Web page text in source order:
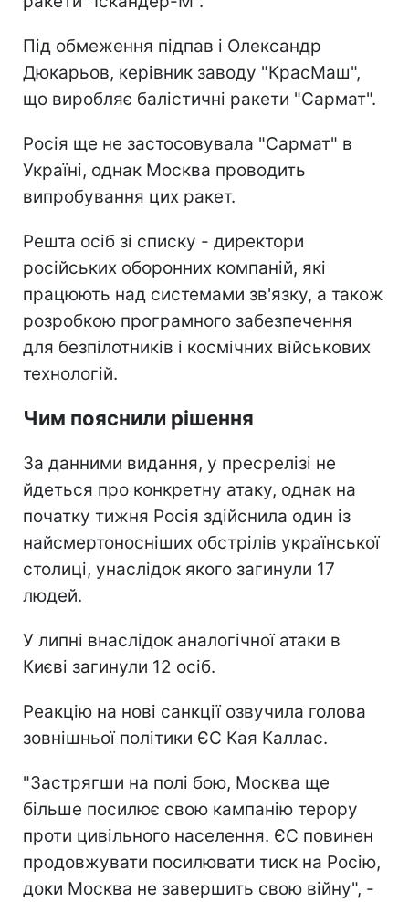
Під обмеження підпав і Олександр
Дюкарьов, керівник заводу "КрасМаш",
що виробляє балістичні ракети "Сармат".
Росія ще не застосовувала "Сармат" в
Україні, однак Москва проводить
випробування цих ракет.
Решта осіб зі списку - директори
російських оборонних компаній, які
працюють над системами зв'язку, а також
розробкою програмного забезпечення
для безпілотників і космічних військових
технологій.
Чим пояснили рішення
За данними видання, у пресрелізі не
йдеться про конкретну атаку, однак на
початку тижня Росія здійснила один із
найсмертоносніших обстрілів української
столиці, унаслідок якого загинули 17
людей.
У липні внаслідок аналогічної атаки в
Києві загинули 12 осіб.
Реакцію на нові санкції озвучила голова
зовнішньої політики ЄС Кая Каллас.
"Застрягши на полі бою, Москва ще
більше посилює свою кампанію терору
проти цивільного населення. ЄС повинен
продовжувати посилювати тиск на Росію,
доки Москва не завершить свою війну", -